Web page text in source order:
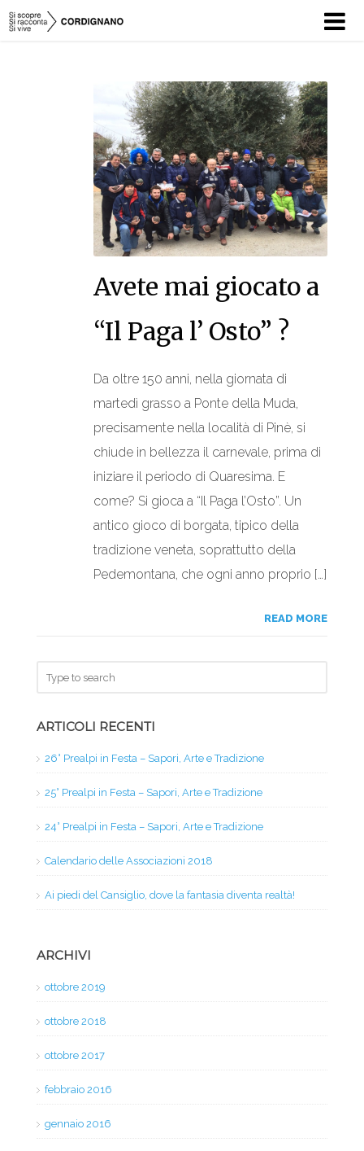
Avete mai giocato a
“Il Paga l’ Osto” ?
Da oltre 150 anni, nella giornata di
martedì grasso a Ponte della Muda,
precisamente nella località di Pinè, si
chiude in bellezza il carnevale, prima di
iniziare il periodo di Quaresima. E
come? Si gioca a “Il Paga l’Osto”. Un
antico gioco di borgata, tipico della
tradizione veneta, soprattutto della
Pedemontana, che ogni anno proprio […]
READ MORE
ARTICOLI RECENTI
26° Prealpi in Festa – Sapori, Arte e Tradizione
25° Prealpi in Festa – Sapori, Arte e Tradizione
24° Prealpi in Festa – Sapori, Arte e Tradizione
Calendario delle Associazioni 2018
Ai piedi del Cansiglio, dove la fantasia diventa realtà!
ARCHIVI
ottobre 2019
ottobre 2018
ottobre 2017
febbraio 2016
gennaio 2016